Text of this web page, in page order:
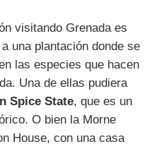
visitando Grenada es
una plantación donde se
las especies que hacen
Una de ellas pudiera
Spice State, que es un
O bien la Morne
House, con una casa